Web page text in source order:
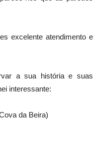
excelente atendimento e
a sua história e suas
interessante:
da Beira)